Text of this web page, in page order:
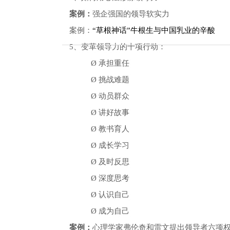
案例： 强企强国的领导软实力
案例： “草根神话”牛根生与中国乳业的辛酸
5、变革领导力的十项行动：
Ø 承担重任
Ø 挑战难题
Ø 动员群众
Ø 讲好故事
Ø 教书育人
Ø 成长学习
Ø 及时反思
Ø 深度思考
Ø 认识自己
Ø 成为自己
案例： 心理学家弗伦奇和雷文提出领导者六项